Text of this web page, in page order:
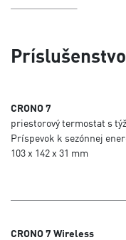
CRONO 7
priestorový termostat s
Príspevok k sezónnej
103 x 142 x 31 mm
CRONO 7 Wireless